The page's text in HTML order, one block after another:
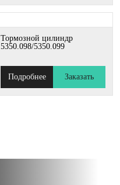
Тормозной цилиндр
5350.098/5350.099
Подробнее Заказать